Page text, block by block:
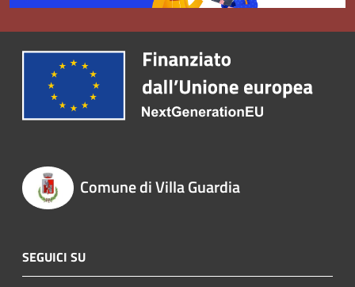
Comune di Villa Guardia
SEGUICI SU